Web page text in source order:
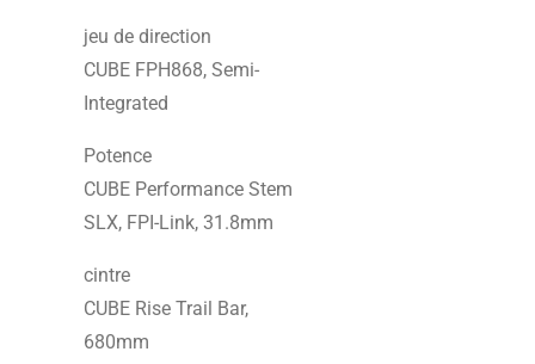
jeu de direction
CUBE FPH868, Semi-
Integrated
Potence
CUBE Performance Stem
SLX, FPI-Link, 31.8mm
cintre
CUBE Rise Trail Bar,
680mm